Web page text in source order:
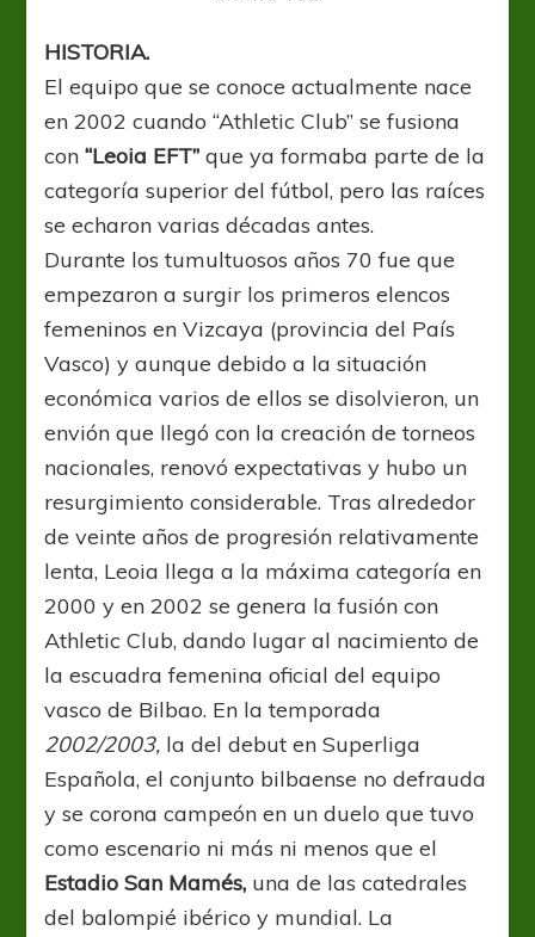
HISTORIA.
El equipo que se conoce actualmente nace
en 2002 cuando “Athletic Club” se fusiona
con “Leoia EFT” que ya formaba parte de la
categoría superior del fútbol, pero las raíces
se echaron varias décadas antes.
Durante los tumultuosos años 70 fue que
empezaron a surgir los primeros elencos
femeninos en Vizcaya (provincia del País
Vasco) y aunque debido a la situación
económica varios de ellos se disolvieron, un
envión que llegó con la creación de torneos
nacionales, renovó expectativas y hubo un
resurgimiento considerable. Tras alrededor
de veinte años de progresión relativamente
lenta, Leoia llega a la máxima categoría en
2000 y en 2002 se genera la fusión con
Athletic Club, dando lugar al nacimiento de
la escuadra femenina oficial del equipo
vasco de Bilbao. En la temporada
2002/2003, la del debut en Superliga
Española, el conjunto bilbaense no defrauda
y se corona campeón en un duelo que tuvo
como escenario ni más ni menos que el
Estadio San Mamés, una de las catedrales
del balompié ibérico y mundial. La